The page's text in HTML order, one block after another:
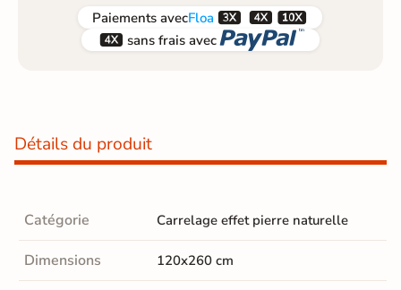
Paiements avecFloa  
 sans frais avec 
Détails du produit
Catégorie Carrelage effet pierre naturelle
Dimensions 120x260 cm